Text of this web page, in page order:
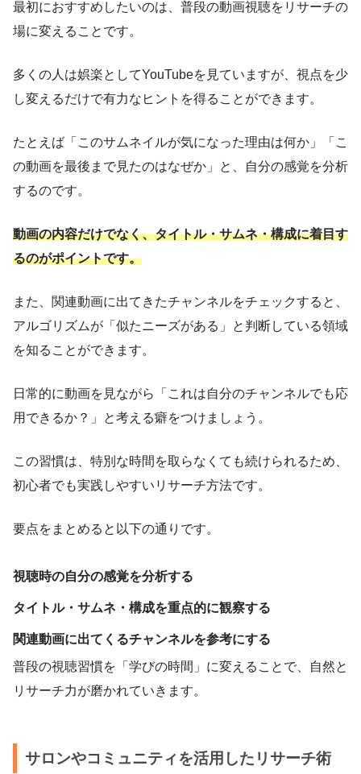
最初におすすめしたいのは、普段の動画視聴をリサーチの
場に変えることです。
多くの人は娯楽としてYouTubeを見ていますが、視点を少
し変えるだけで有力なヒントを得ることができます。
たとえば「このサムネイルが気になった理由は何か」「こ
の動画を最後まで見たのはなぜか」と、自分の感覚を分析
するのです。
動画の内容だけでなく、タイトル・サムネ・構成に着目す
るのがポイントです。
また、関連動画に出てきたチャンネルをチェックすると、
アルゴリズムが「似たニーズがある」と判断している領域
を知ることができます。
日常的に動画を見ながら「これは自分のチャンネルでも応
用できるか？」と考える癖をつけましょう。
この習慣は、特別な時間を取らなくても続けられるため、
初心者でも実践しやすいリサーチ方法です。
要点をまとめると以下の通りです。
視聴時の自分の感覚を分析する
タイトル・サムネ・構成を重点的に観察する
関連動画に出てくるチャンネルを参考にする
普段の視聴習慣を「学びの時間」に変えることで、自然と
リサーチ力が磨かれていきます。
サロンやコミュニティを活用したリサーチ術